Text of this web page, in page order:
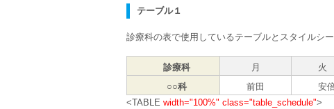
テーブル１
診療科の表で使用しているテーブルとスタイルシー
診療科 月 火
○○科
前田 安
<TABLE width="100%" class="table_schedule">